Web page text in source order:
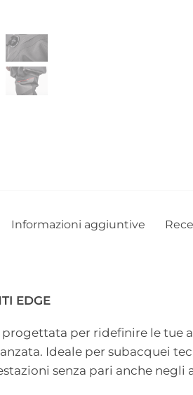
Informazioni aggiuntive
EDGE
progettata per ridefinire le tue
Ideale per subacquei
senza pari anche